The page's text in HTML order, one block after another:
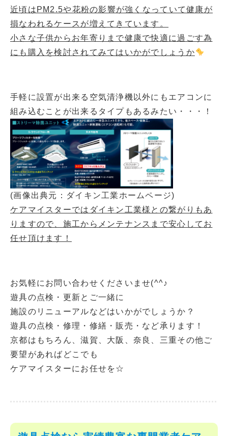
近頃はPM2.5や花粉の影響が強くなっていて健康が
損なわれるケースが増えてきています。
小さな子供からお年寄りまで健康で快適に過ごす為
にも購入を検討されてみてはいかがでしょうか
手軽に設置が出来る空気清浄機以外にもエアコンに
組み込むことが出来るタイプもあるみたい・・・！
(画像出典元：ダイキン工業ホームページ)
ケアマイスターではダイキン工業様との繋がりもあ
りますので、施工からメンテナンスまで安心してお
任せ頂けます！
お気軽にお問い合わせくださいませ(^^♪
遊具の点検・更新とご一緒に
施設のリニューアルなどはいかがでしょうか？
遊具の点検・修理・修繕・販売・など承ります！
京都はもちろん、滋賀、大阪、奈良、三重その他ご
要望があればどこでも
ケアマイスターにお任せを☆